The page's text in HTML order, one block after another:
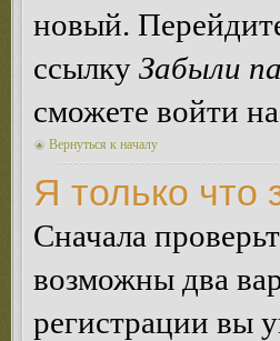
новый.
ссылку Забыли
сможете войти
Вернуться к началу
Я только что
Сначала
возможны два
регистрации вы